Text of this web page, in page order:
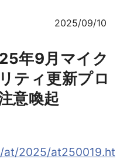
2025/09/10
年9月マイク
ティ更新プロ
意喚起
2025/at250019.ht